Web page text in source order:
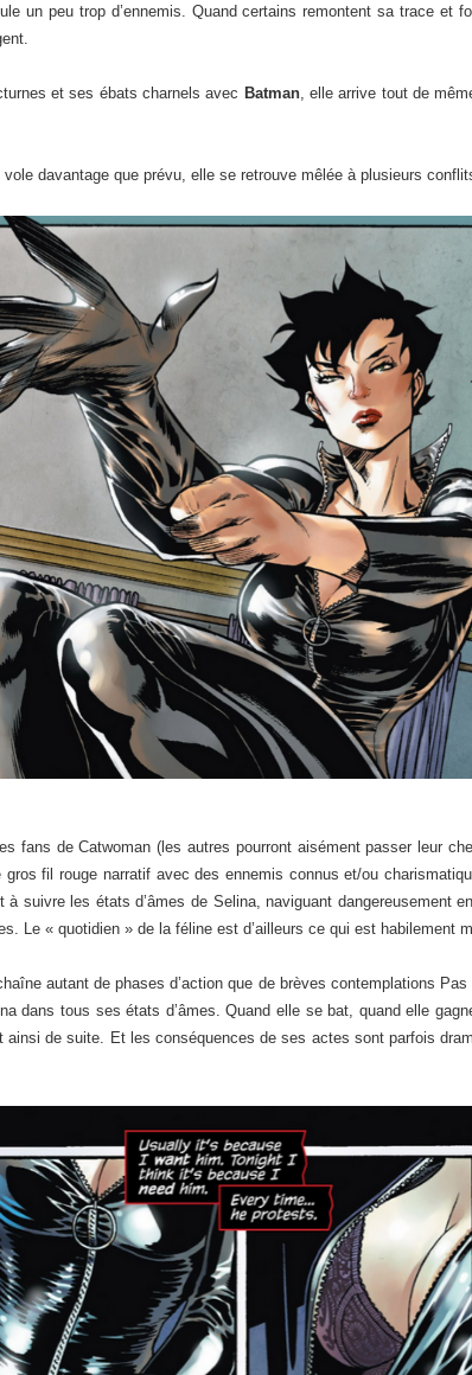
un peu trop d’ennemis. Quand certains remontent sa trace et
et ses ébats charnels avec Batman, elle arrive tout de
vole davantage que prévu, elle se retrouve mêlée à plusieurs
fans de Catwoman (les autres pourront aisément passer leur
fil rouge narratif avec des ennemis connus et/ou
suivre les états d’âmes de Selina, naviguant dangereusement
Le « quotidien » de la féline est d’ailleurs ce qui est habilement
autant de phases d’action que de brèves contemplations
dans tous ses états d’âmes. Quand elle se bat, quand elle
ainsi de suite. Et les conséquences de ses actes sont parfois